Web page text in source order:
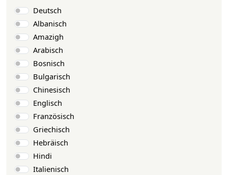
Auswahlmöglichkeiten
Deutsch
Albanisch
Amazigh
Arabisch
Bosnisch
Bulgarisch
Chinesisch
Englisch
Französisch
Griechisch
Hebräisch
Hindi
Italienisch